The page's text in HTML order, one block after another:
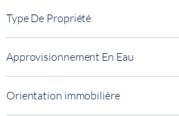
Type De Propriété
Approvisionnement En Eau
Orientation immobilière